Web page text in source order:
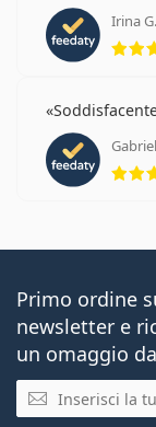
Irina
Primo ordine
newsletter e
un omaggio
E-mail